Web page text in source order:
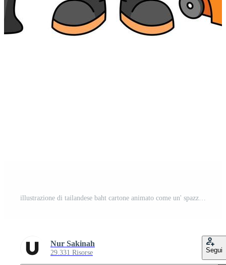
illustrazione di tailandese baht cartone animato come un' spazzatura collettore Pro Vettoriale e Pro SVG
Nur Sakinah
29.331 Risorse Segui